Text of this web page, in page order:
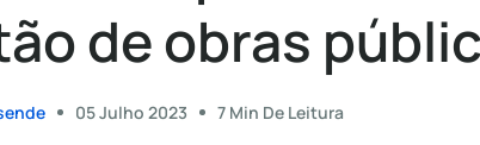
de obras
05 Julho 2023 7 Min De Leitura